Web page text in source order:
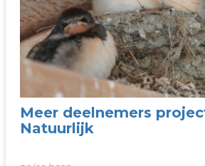
Meer deelnemers
Natuurlijk